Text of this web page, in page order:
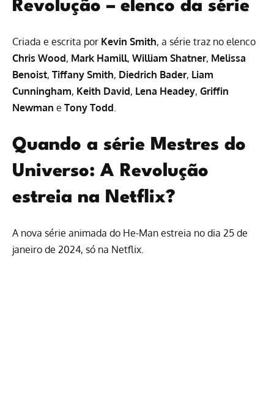
Revolução – elenco da série
Criada e escrita por Kevin Smith, a série traz no elenco
Chris Wood, Mark Hamill, William Shatner, Melissa
Benoist, Tiffany Smith, Diedrich Bader, Liam
Cunningham, Keith David, Lena Headey, Griffin
Newman e Tony Todd.
Quando a série Mestres do
Universo: A Revolução
estreia na Netflix?
A nova série animada do He-Man estreia no dia 25 de
janeiro de 2024, só na Netflix